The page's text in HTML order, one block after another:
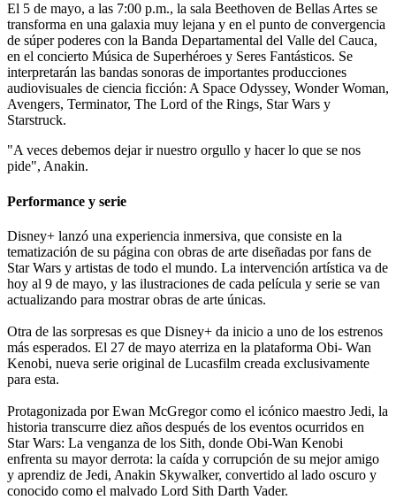
El 5 de mayo, a las 7:00 p.m., la sala Beethoven de Bellas Artes se
transforma en una galaxia muy lejana y en el punto de convergencia
de súper poderes con la Banda Departamental del Valle del Cauca,
en el concierto Música de Superhéroes y Seres Fantásticos. Se
interpretarán las bandas sonoras de importantes producciones
audiovisuales de ciencia ficción: A Space Odyssey, Wonder Woman,
Avengers, Terminator, The Lord of the Rings, Star Wars y
Starstruck.
"A veces debemos dejar ir nuestro orgullo y hacer lo que se nos
pide", Anakin.
Performance y serie
Disney+ lanzó una experiencia inmersiva, que consiste en la
tematización de su página con obras de arte diseñadas por fans de
Star Wars y artistas de todo el mundo. La intervención artística va de
hoy al 9 de mayo, y las ilustraciones de cada película y serie se van
actualizando para mostrar obras de arte únicas.
Otra de las sorpresas es que Disney+ da inicio a uno de los estrenos
más esperados. El 27 de mayo aterriza en la plataforma Obi- Wan
Kenobi, nueva serie original de Lucasfilm creada exclusivamente
para esta.
Protagonizada por Ewan McGregor como el icónico maestro Jedi, la
historia transcurre diez años después de los eventos ocurridos en
Star Wars: La venganza de los Sith, donde Obi-Wan Kenobi
enfrenta su mayor derrota: la caída y corrupción de su mejor amigo
y aprendiz de Jedi, Anakin Skywalker, convertido al lado oscuro y
conocido como el malvado Lord Sith Darth Vader.